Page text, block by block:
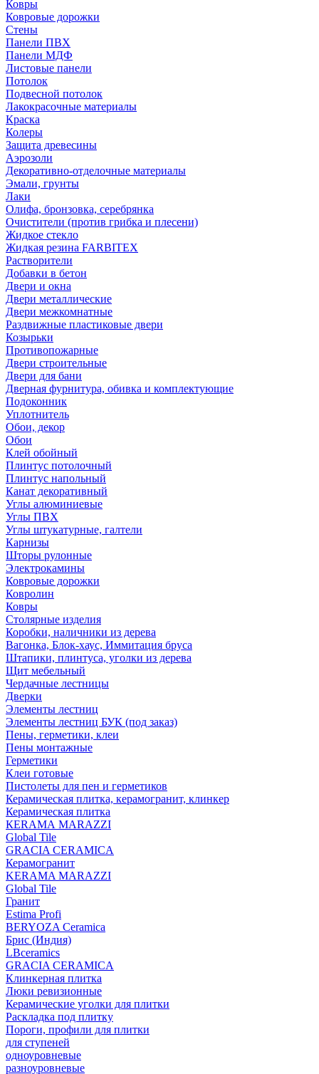
Ковры
Ковровые дорожки
Стены
Панели ПВХ
Панели МДФ
Листовые панели
Потолок
Подвесной потолок
Лакокрасочные материалы
Краска
Колеры
Защита древесины
Аэрозоли
Декоративно-отделочные материалы
Эмали, грунты
Лаки
Олифа, бронзовка, серебрянка
Очистители (против грибка и плесени)
Жидкое стекло
Жидкая резина FARBITEX
Растворители
Добавки в бетон
Двери и окна
Двери металлические
Двери межкомнатные
Раздвижные пластиковые двери
Козырьки
Противопожарные
Двери строительные
Двери для бани
Дверная фурнитура, обивка и комплектующие
Подоконник
Уплотнитель
Обои, декор
Обои
Клей обойный
Плинтус потолочный
Плинтус напольный
Канат декоративный
Углы алюминиевые
Углы ПВХ
Углы штукатурные, галтели
Карнизы
Шторы рулонные
Электрокамины
Ковровые дорожки
Ковролин
Ковры
Столярные изделия
Коробки, наличники из дерева
Вагонка, Блок-хаус, Иммитация бруса
Штапики, плинтуса, уголки из дерева
Щит мебельный
Чердачные лестницы
Дверки
Элементы лестниц
Элементы лестниц БУК (под заказ)
Пены, герметики, клеи
Пены монтажные
Герметики
Клеи готовые
Пистолеты для пен и герметиков
Керамическая плитка, керамогранит, клинкер
Керамическая плитка
КЕRАМА MARAZZI
Global Tile
GRACIA CERAMICA
Керамогранит
KERAMA MARAZZI
Global Tile
Гранит
Estima Profi
BERYOZA Ceramica
Брис (Индия)
LBceramics
GRACIA CERAMICA
Клинкерная плитка
Люки ревизионные
Керамические уголки для плитки
Раскладка под плитку
Пороги, профили для плитки
для ступеней
одноуровневые
разноуровневые